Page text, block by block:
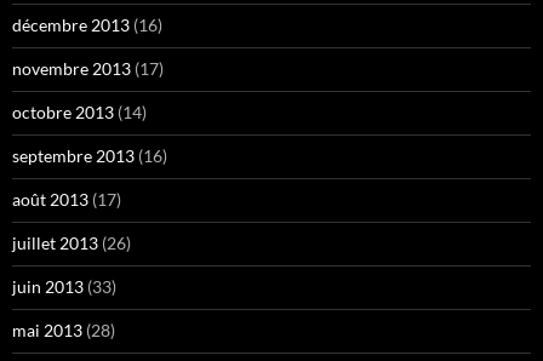
décembre 2013 (16)
novembre 2013 (17)
octobre 2013 (14)
septembre 2013 (16)
août 2013 (17)
juillet 2013 (26)
juin 2013 (33)
mai 2013 (28)